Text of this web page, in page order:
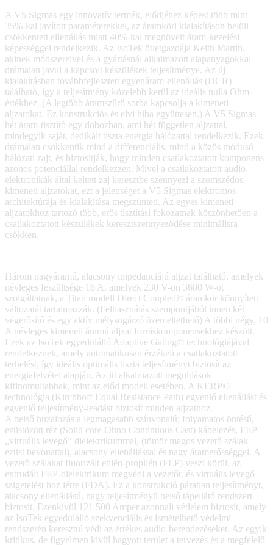
A V5 Sigmas egy innovatív termék, elődjéhez képest több mint
35%-kal javított paraméterekkel, az áramköri kialakításon belüli
csökkentett ellenállás miatt 40%-kal megnövelt áram-kezelési
képességgel rendelkezik. Az IsoTek ötletgazdája Keith Martin,
akinek módszereivel és a gyártásnál alkalmazott alapanyagokkal
drámaian javul a kapcsolt készülékek teljesítménye. Az új
kialakításban továbbfejlesztett egyenáram-ellenállás (DCR)
található, így a teljesítmény közelebb kerül az ideális nulla Ohm
értékhez. (A legtöbb áramszűrő sorba kapcsolja a kimeneti
aljzatokat. Ez konstrukciós és elvi hiba együttesen.) A V5 Sigmas
hét áram-tisztító egy dobozban, ami hét független aljzattal,
mindegyik saját, dedikált tiszta energia hálózattal rendelkezik. Ezek
drámaian csökkentik mind a differenciális, mind a közös módusú
hálózati zajt, és biztosítják, hogy minden csatlakoztatott komponens
azonos potenciállal rendelkezzen. Mivel a csatlakoztatott audio-
elektronikák által keltett zaj keresztbe szennyezi a szomszédos
kimeneti aljzatokat, ezt a jelenséget a V5 Sigmas elektromos
architektúrája és kialakítása megszünteti. Az egyes kimeneti
aljzatokhoz tartozó több, erős tisztítási fokozatnak köszönhetően a
csatlakoztatott készülékek keresztszennyeződése minimálisra
csökken.
Három nagyáramú, alacsony impedanciájú aljzat található, amelyek
névleges feszültsége 16 A, amelyek 230 V-on 3680 W-ot
szolgáltatnak, a Titan modell Direct Coupled© áramkör könnyített
változatát tartalmazzák. (Felhasználás szempontjából innen két
végerősítő és egy aktív mélysugárzó üzemeltethető) A többi négy, 10
A névleges kimeneti áramú aljzat forráskomponensekhez készült.
Ezek az IsoTek egyedülálló Adaptive Gating© technológiájával
rendelkeznek, amely automatikusan érzékeli a csatlakoztatott
terhelést, így ideális optimális tiszta teljesítményt biztosít az
energiafelvétel alapján. Az itt alkalmazott megoldások
kifinomultabbak, mint az előd modell esetében. A KERP©
technológia (Kirchhoff Equal Resistance Path) egyenlő ellenállást és
egyenlő teljesítmény-leadást biztosít minden aljzathoz.
A belső huzalozás a legmagasabb színvonalú; folyamatos öntésű,
ezüstözött réz (Solid core Ohno Continuous Cast) kábelezés, FEP
„virtuális levegő” dielektrikummal, (tömör magos vezető szálak
ezüst bevonattal), alacsony ellenállással és nagy áramerősséggel. A
vezető szálakat fluorizált etilén-propilén (FEP) veszi körül, az
extrudált FEP-dielektrikum megvédi a vezetőt, és virtuális levegő
szigetelést hoz létre (FDA). Ez a konstrukció páratlan teljesítményt,
alacsony ellenállású, nagy teljesítményű belső tápellátó rendszert
biztosít. Ezenkívül 121 500 Amper azonnali védelem biztosít, amely
az IsoTek egyedülálló szekvenciális és ismételhető védelmi
rendszerén keresztül védi az értékes audio-berendezéseket. Az egyik
kritikus, de figyelmen kívül hagyott terület a tervezés és a megfelelő